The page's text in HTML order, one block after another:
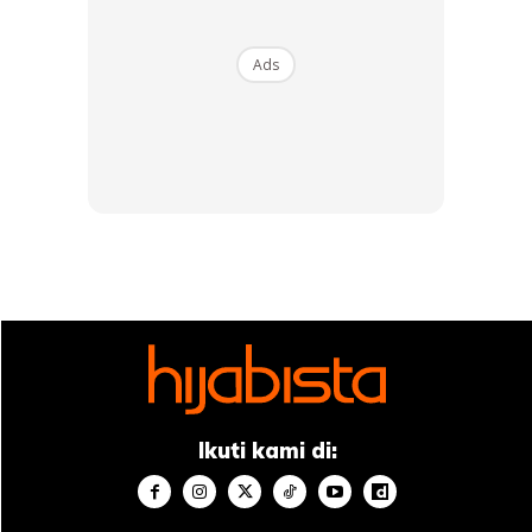
Sebagai kefahaman kita, nasihat Ustazah Asma’ adalah
supaya kaum wanita yang ingin menutup aurat dengan
sempurna haruslah elakkan dari solekan yang berlebihan.
Khuatir kita akan terlebih-lebih sehingga menjadi tabarruj.
Alangkah manis kalau kita masih menutup aurat tetapi
Ads
Ikuti kami di: